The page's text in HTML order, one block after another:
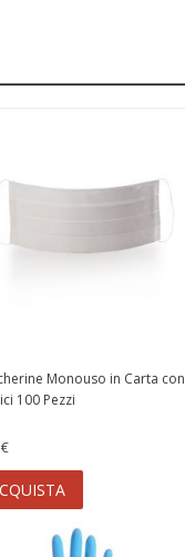
Monouso in Carta con
100 Pezzi